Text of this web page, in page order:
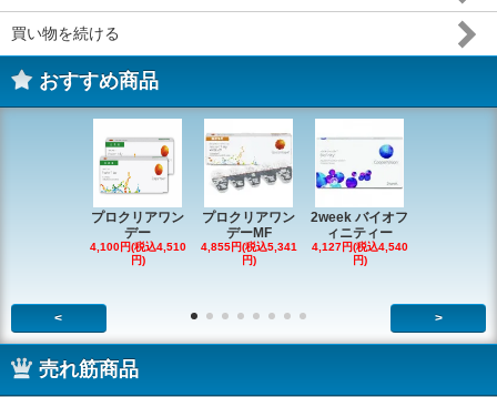
買い物を続ける
おすすめ商品
プロクリアワン
デー
4,100円(税込4,510
円)
プロクリアワン
デーMF
4,855円(税込5,341
円)
2week バイオフ
ィニティー
4,127円(税込4,540
円)
< >
売れ筋商品